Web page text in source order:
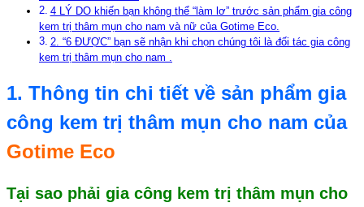
4 LÝ DO khiến bạn không thể “làm lơ” trước sản phẩm gia công
kem trị thâm mụn cho nam và nữ của Gotime Eco.
2. “6 ĐƯỢC” bạn sẽ nhận khi chọn chúng tôi là đối tác gia công
kem trị thâm mụn cho nam .
1. Thông tin chi tiết về sản phẩm gia
công kem trị thâm mụn cho nam của
Gotime Eco
Tại sao phải gia công kem trị thâm mụn cho